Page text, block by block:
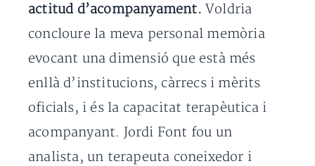
actitud d’acompanyament. Voldria
concloure la meva personal memòria
evocant una dimensió que està més
enllà d’institucions, càrrecs i mèrits
oficials, i és la capacitat terapèutica i
acompanyant. Jordi Font fou un
analista, un terapeuta coneixedor i